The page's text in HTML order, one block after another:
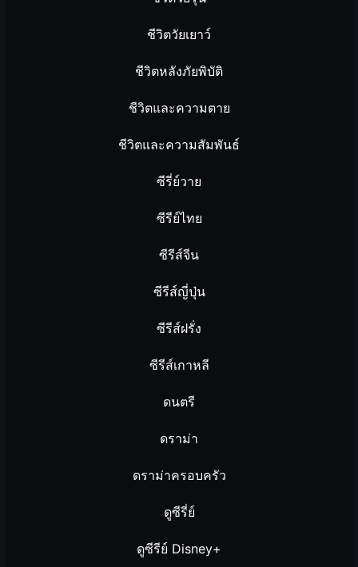
ชีวิตวัยเยาว์
ชีวิตหลังภัยพิบัติ
ชีวิตและความตาย
ชีวิตและความสัมพันธ์
ซีรี่ย์วาย
ซีรีย์ไทย
ซีรีส์จีน
ซีรีส์ญี่ปุ่น
ซีรีส์ฝรั่ง
ซีรีส์เกาหลี
ดนตรี
ดราม่า
ดราม่าครอบครัว
ดูซีรี่ย์
ดูซีรีย์ Disney+